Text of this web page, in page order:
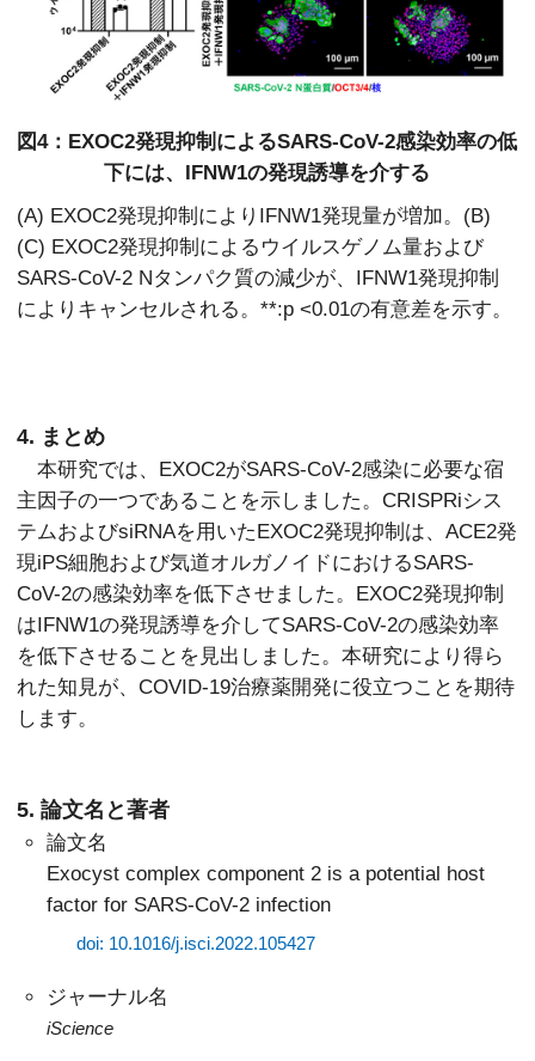
図4：EXOC2発現抑制によるSARS-CoV-2感染効率の低
下には、IFNW1の発現誘導を介する
(A) EXOC2発現抑制によりIFNW1発現量が増加。(B)
(C) EXOC2発現抑制によるウイルスゲノム量および
SARS-CoV-2 Nタンパク質の減少が、IFNW1発現抑制
によりキャンセルされる。**:p <0.01の有意差を示す。
4. まとめ
本研究では、EXOC2がSARS-CoV-2感染に必要な宿
主因子の一つであることを示しました。CRISPRiシス
テムおよびsiRNAを用いたEXOC2発現抑制は、ACE2発
現iPS細胞および気道オルガノイドにおけるSARS-
CoV-2の感染効率を低下させました。EXOC2発現抑制
はIFNW1の発現誘導を介してSARS-CoV-2の感染効率
を低下させることを見出しました。本研究により得ら
れた知見が、COVID-19治療薬開発に役立つことを期待
します。
5. 論文名と著者
論文名
Exocyst complex component 2 is a potential host
factor for SARS-CoV-2 infection
doi: 10.1016/j.isci.2022.105427
ジャーナル名
iScience